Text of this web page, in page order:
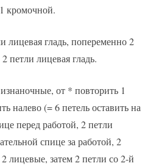
кромочной.
лицевая гладь, попеременно 2
петли лицевая гладь.
от * повторить 1
налево (= 6 петель оставить на
перед работой, 2 петли
спице за работой, 2
лицевые, затем 2 петли со 2-й